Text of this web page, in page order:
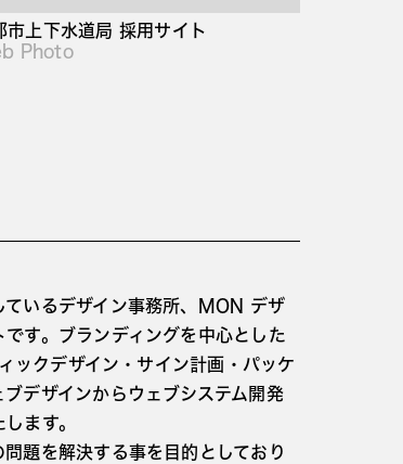
市上下水道局 採用サイト
Photo
ているデザイン事務所、MON デザ
す。ブランディングを中心とした
ックデザイン・サイン計画・パッケ
デザインからウェブシステム開発
ます。
題を解決する事を目的としており